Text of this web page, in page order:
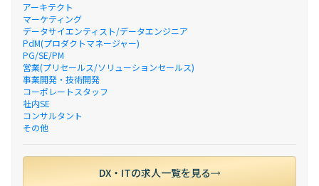
アーキテクト
マーケティング
データサイエンティスト/データエンジニア
PdM(プロダクトマネージャー)
PG/SE/PM
営業(プリセールス/ソリューションセールス)
事業開発・技術開発
コーポレートスタッフ
社内SE
コンサルタント
その他
DX・ITの求人一覧を見る